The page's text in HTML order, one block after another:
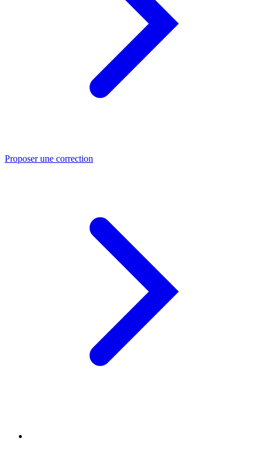
Proposer une correction